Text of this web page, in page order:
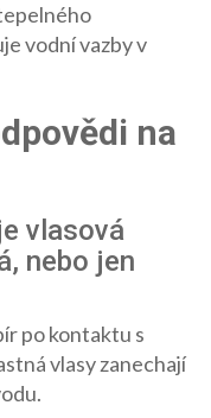
vodní vazby v
na
vlasová
nebo jen
po kontaktu s
vlasy zanechají